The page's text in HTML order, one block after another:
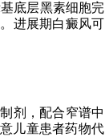
底层黑素细胞完
进展期白癜风可
剂，配合窄谱中
儿童患者药物代